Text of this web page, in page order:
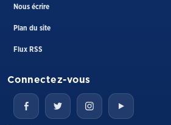
Nous écrire
Plan du site
Flux RSS
Connectez-vous